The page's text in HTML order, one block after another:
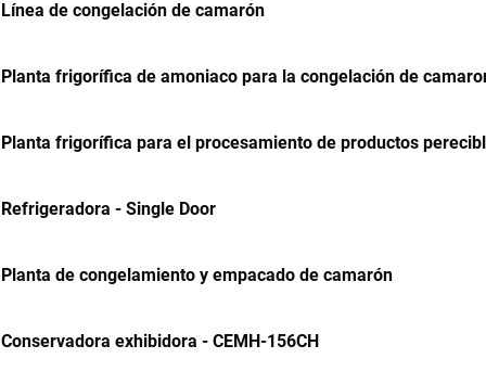
Línea de congelación de camarón
Planta frigorífica de amoniaco para la congelación de
Planta frigorífica para el procesamiento de productos
Refrigeradora - Single Door
Planta de congelamiento y empacado de camarón
Conservadora exhibidora - CEMH-156CH